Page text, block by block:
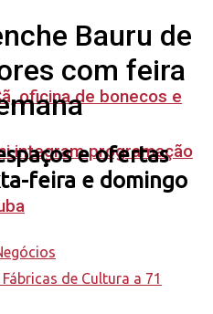
oficina de bonecos e
integram programação
Bauru de
com feira
e ofertas
feira e domingo